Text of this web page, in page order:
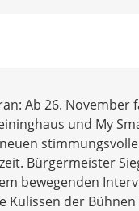
Ab 26.
und My
Bürgermeister
bewegenden
Kulissen der Bühnen